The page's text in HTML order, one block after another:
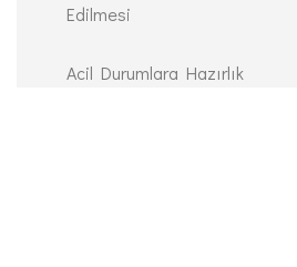
Edilmesi
Acil Durumlara Hazırlık